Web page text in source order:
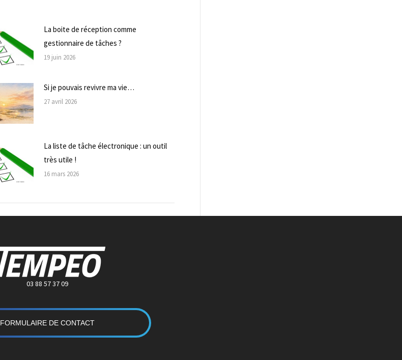
La boite de réception comme
gestionnaire de tâches ?
19 juin 2026
Si je pouvais revivre ma vie…
27 avril 2026
La liste de tâche électronique : un outil
très utile !
16 mars 2026
03 88 57 37 09
FORMULAIRE DE CONTACT